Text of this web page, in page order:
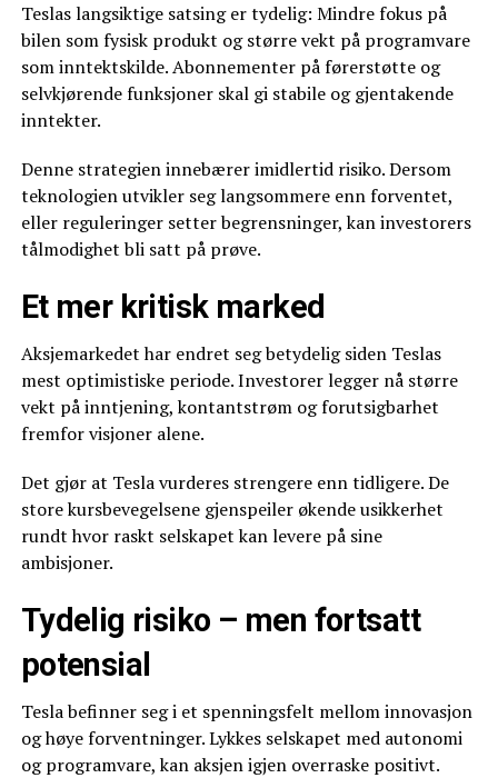
Teslas langsiktige satsing er tydelig: Mindre fokus på
bilen som fysisk produkt og større vekt på programvare
som inntektskilde. Abonnementer på førerstøtte og
selvkjørende funksjoner skal gi stabile og gjentakende
inntekter.
Denne strategien innebærer imidlertid risiko. Dersom
teknologien utvikler seg langsommere enn forventet,
eller reguleringer setter begrensninger, kan investorers
tålmodighet bli satt på prøve.
Et mer kritisk marked
Aksjemarkedet har endret seg betydelig siden Teslas
mest optimistiske periode. Investorer legger nå større
vekt på inntjening, kontantstrøm og forutsigbarhet
fremfor visjoner alene.
Det gjør at Tesla vurderes strengere enn tidligere. De
store kursbevegelsene gjenspeiler økende usikkerhet
rundt hvor raskt selskapet kan levere på sine
ambisjoner.
Tydelig risiko – men fortsatt
potensial
Tesla befinner seg i et spenningsfelt mellom innovasjon
og høye forventninger. Lykkes selskapet med autonomi
og programvare, kan aksjen igjen overraske positivt.